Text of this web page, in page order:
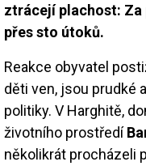
ztrácejí plachost: Za
přes sto útoků.
Reakce obyvatel
děti ven, jsou prudké
politiky. V Harghitě,
životního prostředí
několikrát procházeli